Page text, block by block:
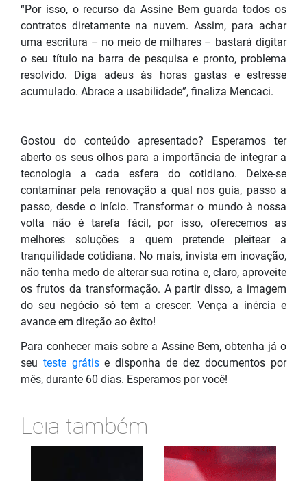
“Por isso, o recurso da Assine Bem guarda todos os
contratos diretamente na nuvem. Assim, para achar
uma escritura – no meio de milhares – bastará digitar
o seu título na barra de pesquisa e pronto, problema
resolvido. Diga adeus às horas gastas e estresse
acumulado. Abrace a usabilidade”, finaliza Mencaci.
Gostou do conteúdo apresentado? Esperamos ter
aberto os seus olhos para a importância de integrar a
tecnologia a cada esfera do cotidiano. Deixe-se
contaminar pela renovação a qual nos guia, passo a
passo, desde o início. Transformar o mundo à nossa
volta não é tarefa fácil, por isso, oferecemos as
melhores soluções a quem pretende pleitear a
tranquilidade cotidiana. No mais, invista em inovação,
não tenha medo de alterar sua rotina e, claro, aproveite
os frutos da transformação. A partir disso, a imagem
do seu negócio só tem a crescer. Vença a inércia e
avance em direção ao êxito!
Para conhecer mais sobre a Assine Bem, obtenha já o
seu teste grátise disponha de dez documentos por
mês, durante 60 dias. Esperamos por você!
Leia também